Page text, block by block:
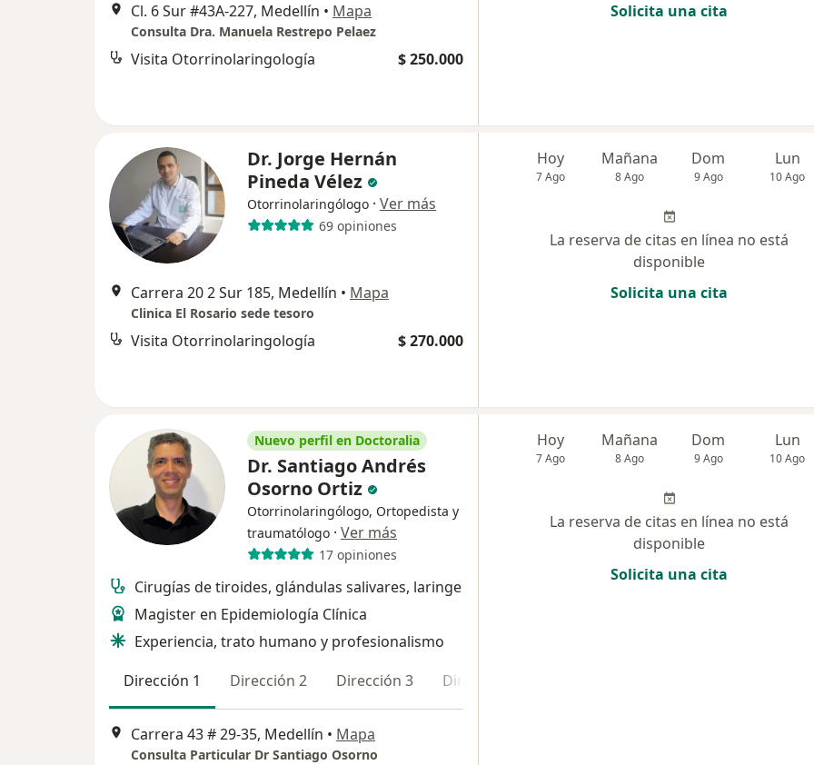
Cl. 6 Sur #43A-227, Medellín • Mapa
Consulta Dra. Manuela Restrepo Pelaez
Visita Otorrinolaringología $ 250.000
Solicita una cita
Dr. Jorge Hernán
Pineda Vélez
Otorrinolaringólogo · Ver más
69 opiniones
Carrera 20 2 Sur 185, Medellín • Mapa
Clinica El Rosario sede tesoro
Visita Otorrinolaringología $ 270.000
Hoy
7 Ago
Mañana
8 Ago
Dom
9 Ago
Lun
10 Ago
La reserva de citas en línea no está
disponible
Solicita una cita
Nuevo perfil en Doctoralia
Dr. Santiago Andrés
Osorno Ortiz
Otorrinolaringólogo, Ortopedista y
traumatólogo · Ver más
17 opiniones
Cirugías de tiroides, glándulas salivares, laringe
Magister en Epidemiología Clínica
Experiencia, trato humano y profesionalismo
Dirección 1
Dirección 2 Dirección 3 Dirección 4
Carrera 43 # 29-35, Medellín • Mapa
Consulta Particular Dr Santiago Osorno
Hoy
7 Ago
Mañana
8 Ago
Dom
9 Ago
Lun
10 Ago
La reserva de citas en línea no está
disponible
Solicita una cita